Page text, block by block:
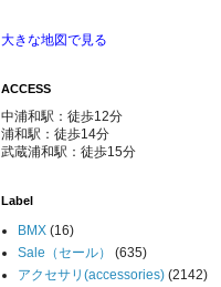
大きな地図で見る
ACCESS
中浦和駅：徒歩12分
浦和駅：徒歩14分
武蔵浦和駅：徒歩15分
Label
BMX (16)
Sale（セール）
(635)
アクセサリ(accessories) (2142)